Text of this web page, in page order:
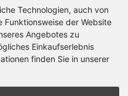
Technologien, auch von
der Website
Angebotes zu
Einkaufserlebnis
finden Sie in unserer